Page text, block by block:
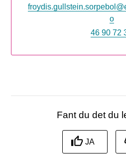
o
46 90 72
Fant du det du
JA